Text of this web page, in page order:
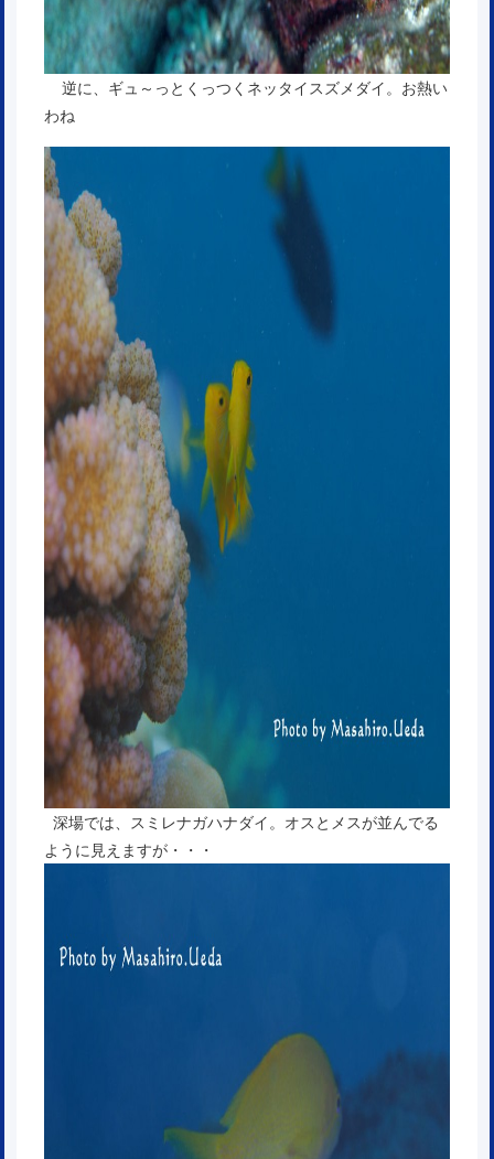
逆に、ギュ～っとくっつくネッタイスズメダイ。お熱い
わね
深場では、スミレナガハナダイ。オスとメスが並んでる
ように見えますが・・・